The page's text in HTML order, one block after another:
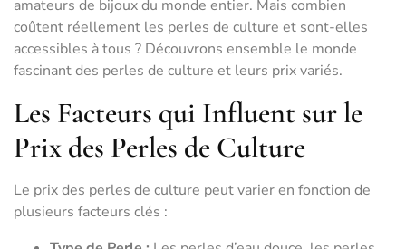
amateurs de bijoux du monde entier. Mais combien
coûtent réellement les perles de culture et sont-elles
accessibles à tous ? Découvrons ensemble le monde
fascinant des perles de culture et leurs prix variés.
Les Facteurs qui Influent sur le
Prix des Perles de Culture
Le prix des perles de culture peut varier en fonction de
plusieurs facteurs clés :